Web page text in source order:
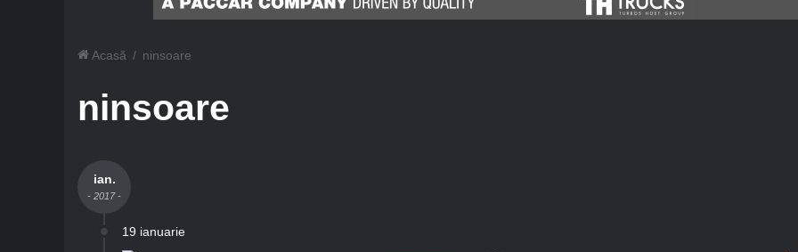
Acasă / ninsoare
ninsoare
ian.
- 2017 -
19 ianuarie